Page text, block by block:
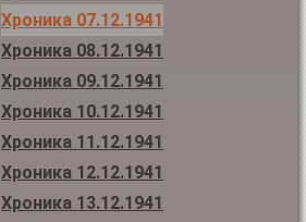
Хроника 07.12.1941
Хроника 08.12.1941
Хроника 09.12.1941
Хроника 10.12.1941
Хроника 11.12.1941
Хроника 12.12.1941
Хроника 13.12.1941